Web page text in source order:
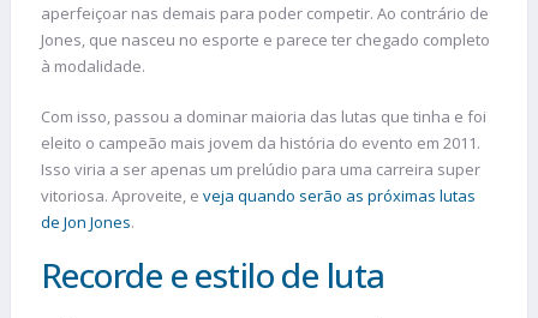
aperfeiçoar nas demais para poder competir. Ao contrário de
Jones, que nasceu no esporte e parece ter chegado completo
à modalidade.
Com isso, passou a dominar maioria das lutas que tinha e foi
eleito o campeão mais jovem da história do evento em 2011.
Isso viria a ser apenas um prelúdio para uma carreira super
vitoriosa. Aproveite, e veja quando serão as próximas lutas
de Jon Jones.
Recorde e estilo de luta